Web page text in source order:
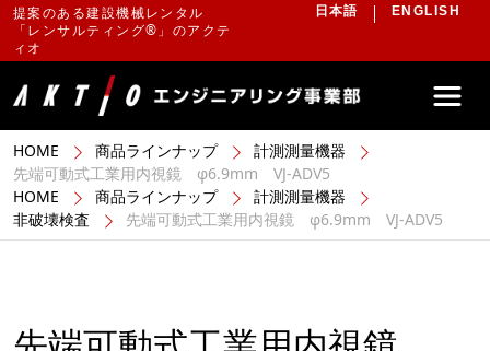
提案のある建設機械レンタル
「レンサルティング®」のアクテ
ィオ
日本語 ENGLISH
HOME 商品ラインナップ
計測測量機器
先端可動式工業用内視鏡 φ6.9mm VJ-ADV5
HOME
商品ラインナップ
計測測量機器
非破壊検査
先端可動式工業用内視鏡 φ6.9mm VJ-ADV5